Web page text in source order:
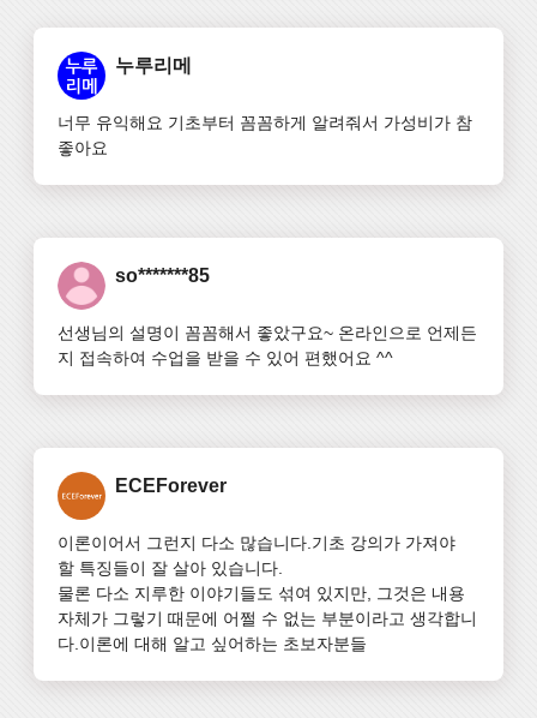
누루리메
너무 유익해요 기초부터 꼼꼼하게 알려줘서 가성비가 참
좋아요
so*******85
선생님의 설명이 꼼꼼해서 좋았구요~ 온라인으로 언제든
지 접속하여 수업을 받을 수 있어 편했어요 ^^
ECEForever
이론이어서 그런지 다소 많습니다.기초 강의가 가져야
할 특징들이 잘 살아 있습니다.
물론 다소 지루한 이야기들도 섞여 있지만, 그것은 내용
자체가 그렇기 때문에 어쩔 수 없는 부분이라고 생각합니
다.이론에 대해 알고 싶어하는 초보자분들